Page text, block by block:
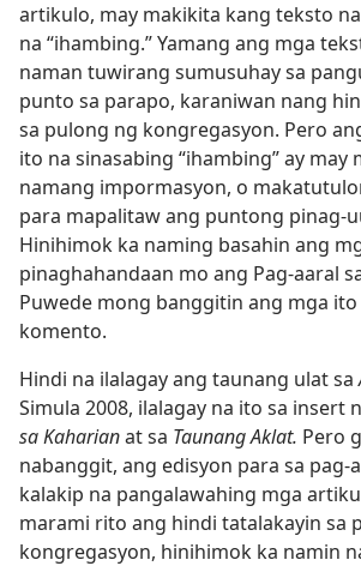
artikulo, may makikita kang teksto
na “ihambing.” Yamang ang mga
naman tuwirang sumusuhay sa
punto sa parapo, karaniwan nang
sa pulong ng kongregasyon. Pero
ito na sinasabing “ihambing” ay may
namang impormasyon, o
para mapalitaw ang puntong pinag-
Hinihimok ka naming basahin ang
pinaghahandaan mo ang Pag-aaral
Puwede mong banggitin ang mga ito
komento.
Hindi na ilalagay ang taunang ulat sa
Simula 2008, ilalagay na ito sa insert
sa Kaharianat sa Taunang Aklat. Pero
nabanggit, ang edisyon para sa pag-
kalakip na pangalawahing mga
marami rito ang hindi tatalakayin sa
kongregasyon, hinihimok ka namin